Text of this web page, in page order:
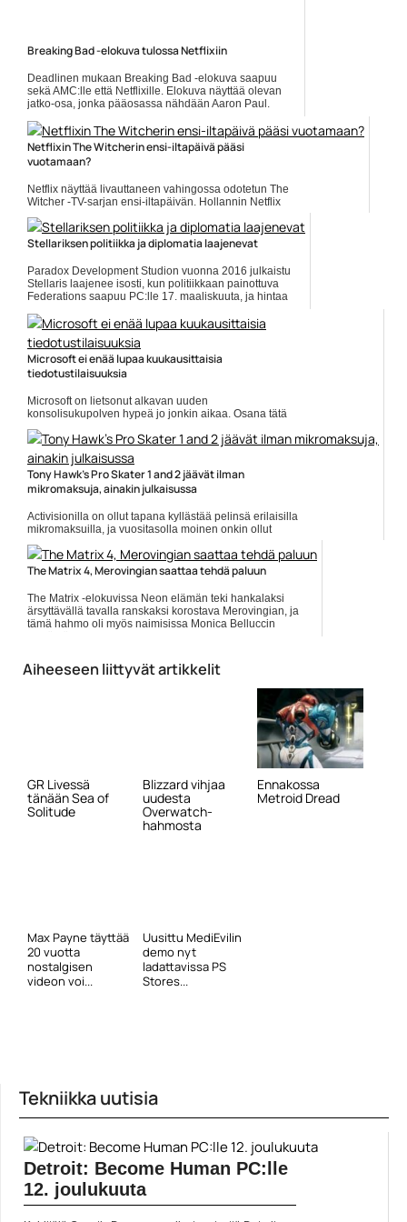
Breaking Bad -elokuva tulossa Netflixiin
Deadlinen mukaan Breaking Bad -elokuva saapuu
sekä AMC:lle että Netflixille. Elokuva näyttää olevan
jatko-osa, jonka pääosassa nähdään Aaron Paul.
https://www.gamereactor.fi/uutiset/617463/Breaking+Bad+elokuva+tul...
Yleinen
Netflixin The Witcherin ensi-iltapäivä pääsi
vuotamaan?
Netflix näyttää livauttaneen vahingossa odotetun The
Witcher -TV-sarjan ensi-iltapäivän. Hollannin Netflix
listasi harmittomasti, kuinka monta unetonta yötä on
kestettävä... ]]> Lue koko artikkeli:
https://www.gamereactor.fi/uutiset/681543/Netfli...
Stellariksen politiikka ja diplomatia laajenevat
Paradox Development Studion vuonna 2016 julkaistu
Stellaris laajenee isosti, kun politiikkaan painottuva
Federations saapuu PC:lle 17. maaliskuuta, ja hintaa
https://www.gamereactor.fi/uutiset/729763/Stellariks...
Yleinen
Microsoft ei enää lupaa kuukausittaisia
tiedotustilaisuuksia
Microsoft on lietsonut alkavan uuden
konsolisukupolven hypeä jo jonkin aikaa. Osana tätä
on pidetty Xbox 20/20 -fraasia, jonka mukaan tulossa
olisi kuukausittain... ]]> Lue koko artikkeli:
https://www.gamereactor.fi/uutiset/774343/Microsoft+ei+e...
Yleinen
Tony Hawk's Pro Skater 1 and 2 jäävät ilman
mikromaksuja, ainakin julkaisussa
Activisionilla on ollut tapana kyllästää pelinsä erilaisilla
mikromaksuilla, ja vuositasolla moinen onkin ollut
erittäin iso bisnes. Toinen kikka on ollut julkaista peli...
]]> Lue koko artikkeli:
https://www.gamereactor.fi/uutiset/750683/Tony+Ha...
The Matrix 4, Merovingian saattaa tehdä paluun
The Matrix -elokuvissa Neon elämän teki hankalaksi
ärsyttävällä tavalla ranskaksi korostava Merovingian, ja
tämä hahmo oli myös naimisissa Monica Belluccin
Yleinen
Aiheeseen liittyvät artikkelit
GR Livessä
tänään Sea of
Solitude
Blizzard vihjaa
uudesta
Overwatch-
hahmosta
Ennakossa
Metroid Dread
Max Payne täyttää
20 vuotta
nostalgisen
videon voi...
Uusittu MediEvilin
demo nyt
ladattavissa PS
Stores...
Tekniikka uutisia
Detroit: Become Human PC:lle
12. joulukuuta